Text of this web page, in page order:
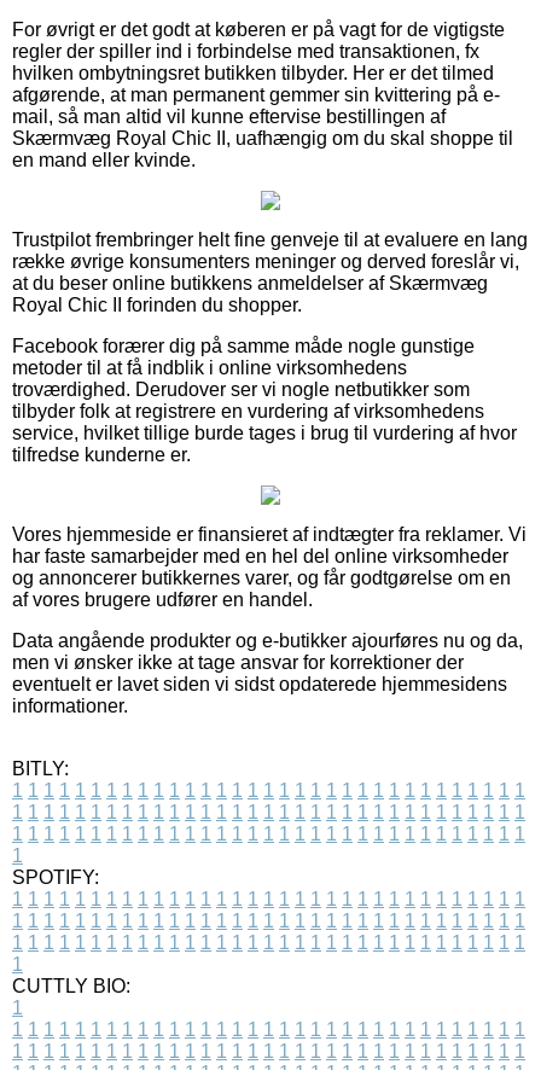
For øvrigt er det godt at køberen er på vagt for de vigtigste
regler der spiller ind i forbindelse med transaktionen, fx
hvilken ombytningsret butikken tilbyder. Her er det tilmed
afgørende, at man permanent gemmer sin kvittering på e-
mail, så man altid vil kunne eftervise bestillingen af
Skærmvæg Royal Chic II, uafhængig om du skal shoppe til
en mand eller kvinde.
Trustpilot frembringer helt fine genveje til at evaluere en lang
række øvrige konsumenters meninger og derved foreslår vi,
at du beser online butikkens anmeldelser af Skærmvæg
Royal Chic II forinden du shopper.
Facebook forærer dig på samme måde nogle gunstige
metoder til at få indblik i online virksomhedens
troværdighed. Derudover ser vi nogle netbutikker som
tilbyder folk at registrere en vurdering af virksomhedens
service, hvilket tillige burde tages i brug til vurdering af hvor
tilfredse kunderne er.
Vores hjemmeside er finansieret af indtægter fra reklamer. Vi
har faste samarbejder med en hel del online virksomheder
og annoncerer butikkernes varer, og får godtgørelse om en
af vores brugere udfører en handel.
Data angående produkter og e-butikker ajourføres nu og da,
men vi ønsker ikke at tage ansvar for korrektioner der
eventuelt er lavet siden vi sidst opdaterede hjemmesidens
informationer.
BITLY:
1 1 1 1 1 1 1 1 1 1 1 1 1 1 1 1 1 1 1 1 1 1 1 1 1 1 1 1 1 1 1 1 1
1 1 1 1 1 1 1 1 1 1 1 1 1 1 1 1 1 1 1 1 1 1 1 1 1 1 1 1 1 1 1 1 1
1 1 1 1 1 1 1 1 1 1 1 1 1 1 1 1 1 1 1 1 1 1 1 1 1 1 1 1 1 1 1 1 1
1
SPOTIFY:
1 1 1 1 1 1 1 1 1 1 1 1 1 1 1 1 1 1 1 1 1 1 1 1 1 1 1 1 1 1 1 1 1
1 1 1 1 1 1 1 1 1 1 1 1 1 1 1 1 1 1 1 1 1 1 1 1 1 1 1 1 1 1 1 1 1
1 1 1 1 1 1 1 1 1 1 1 1 1 1 1 1 1 1 1 1 1 1 1 1 1 1 1 1 1 1 1 1 1
1
CUTTLY BIO:
1
1 1 1 1 1 1 1 1 1 1 1 1 1 1 1 1 1 1 1 1 1 1 1 1 1 1 1 1 1 1 1 1 1
1 1 1 1 1 1 1 1 1 1 1 1 1 1 1 1 1 1 1 1 1 1 1 1 1 1 1 1 1 1 1 1 1